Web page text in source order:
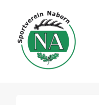
springen